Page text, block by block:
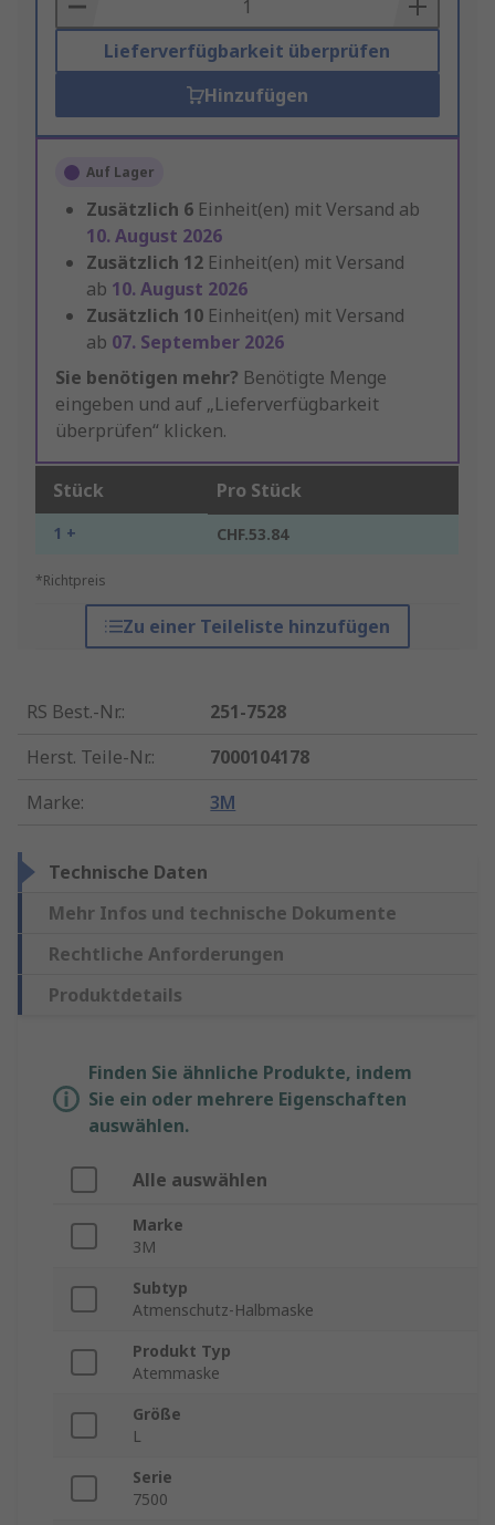
Lieferverfügbarkeit überprüfen
Hinzufügen
Auf Lager
Zusätzlich 6 Einheit(en) mit Versand ab
10. August 2026
Zusätzlich 12 Einheit(en) mit Versand
ab 10. August 2026
Zusätzlich 10 Einheit(en) mit Versand
ab 07. September 2026
Sie benötigen mehr? Benötigte Menge
eingeben und auf „Lieferverfügbarkeit
überprüfen“ klicken.
Stück Pro Stück
1 + CHF.53.84
*Richtpreis
Zu einer Teileliste hinzufügen
RS Best.-Nr.:
251-7528
Herst. Teile-Nr.:
7000104178
Marke: 3M
Technische Daten
Mehr Infos und technische Dokumente
Rechtliche Anforderungen
Produktdetails
Finden Sie ähnliche Produkte, indem
Sie ein oder mehrere Eigenschaften
auswählen.
Alle auswählen
Marke
3M
Subtyp
Atmenschutz-Halbmaske
Produkt Typ
Atemmaske
Größe
L
Serie
7500